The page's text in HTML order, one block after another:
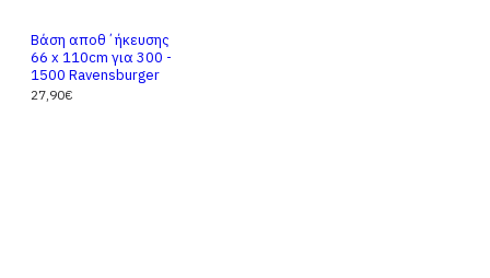
Βάση αποθ΄ήκευσης
66 x 110cm για 300 -
1500 Ravensburger
27,90€